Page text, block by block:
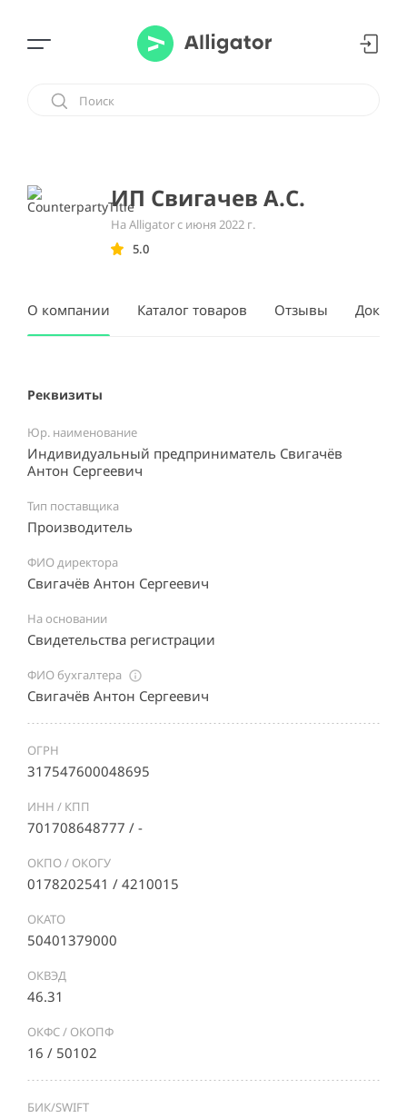
ИП Свигачев А.С.
На Alligator с июня 2022 г.
5.0
О компании Каталог товаров Отзывы
Реквизиты
Юр. наименование
Индивидуальный предприниматель Свигачёв
Антон Сергеевич
Тип поставщика
Производитель
ФИО директора
Свигачёв Антон Сергеевич
На основании
Свидетельства регистрации
ФИО бухгалтера
Свигачёв Антон Сергеевич
ОГРН
317547600048695
ИНН / КПП
701708648777 / -
ОКПО / ОКОГУ
0178202541 / 4210015
ОКАТО
50401379000
ОКВЭД
46.31
ОКФС / ОКОПФ
16 / 50102
БИК/SWIFT